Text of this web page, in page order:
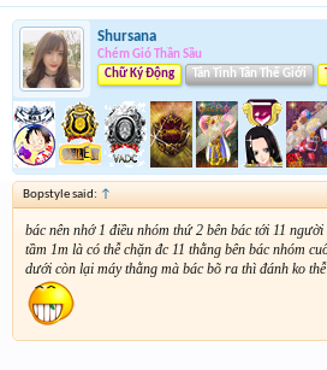
Shursana
Chém Gió Thần Sầu
Chữ Ký Động
Tân Tinh Tân Thế Giới
Bopstyle said: ↑
bác nên nhớ 1 điều nhóm thứ 2 bên bác tới 11
tầm 1m là có thễ chặn đc 11 thằng bên bác nhóm
dưới còn lại máy thằng mà bác bõ ra thì đánh ko